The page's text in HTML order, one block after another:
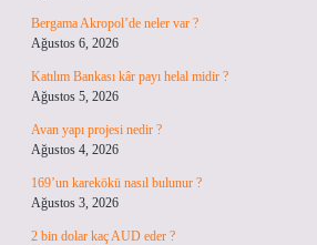
Bergama Akropol’de neler var ?
Ağustos 6, 2026
Katılım Bankası kâr payı helal midir ?
Ağustos 5, 2026
Avan yapı projesi nedir ?
Ağustos 4, 2026
169’un karekökü nasıl bulunur ?
Ağustos 3, 2026
2 bin dolar kaç AUD eder ?